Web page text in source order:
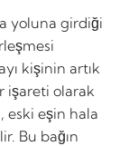
yoluna girdiği
kişinin artık
işareti olarak
eski eşin hala
Bu bağın